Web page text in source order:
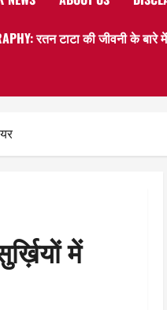
रतन टाटा की जीवनी के बारे
में